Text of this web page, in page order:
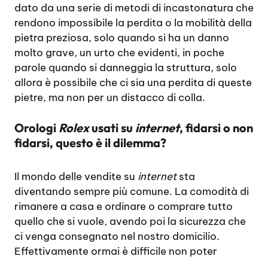
dato da una serie di metodi di incastonatura che
rendono impossibile la perdita o la mobilità della
pietra preziosa, solo quando si ha un danno
molto grave, un urto che evidenti, in poche
parole quando si danneggia la struttura, solo
allora è possibile che ci sia una perdita di queste
pietre, ma non per un distacco di colla.
Orologi Rolexusati su internet, fidarsi o non
fidarsi, questo è il dilemma?
Il mondo delle vendite su internetsta
diventando sempre più comune. La comodità di
rimanere a casa e ordinare o comprare tutto
quello che si vuole, avendo poi la sicurezza che
ci venga consegnato nel nostro domicilio.
Effettivamente ormai è difficile non poter